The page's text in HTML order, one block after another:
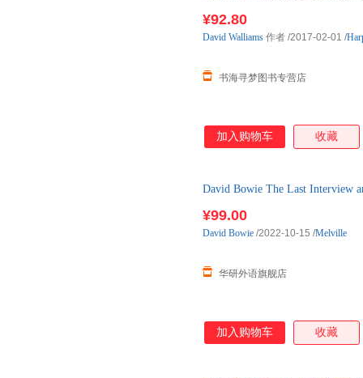
¥92.80
书海寻梦图书专营店
David Walliams 作者 /2017-02-01 /
加入购物车 收藏
David Bowie The Last Interview
¥99.00
华研外语旗舰店
David Bowie /2022-10-15 /Melville
加入购物车 收藏